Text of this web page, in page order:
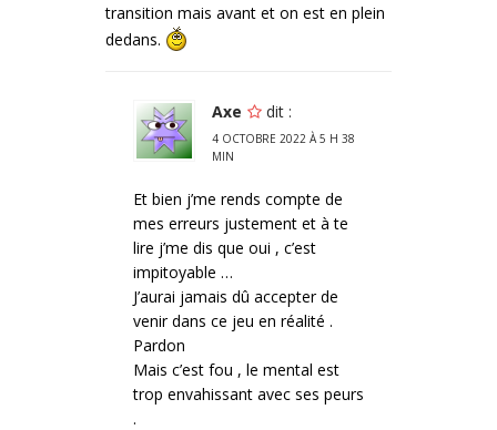
transition mais avant et on est en plein
dedans.
Axe dit :
4 OCTOBRE 2022 À 5 H 38
MIN
Et bien j’me rends compte de
mes erreurs justement et à te
lire j’me dis que oui , c’est
impitoyable …
J’aurai jamais dû accepter de
venir dans ce jeu en réalité .
Pardon
Mais c’est fou , le mental est
trop envahissant avec ses peurs
.